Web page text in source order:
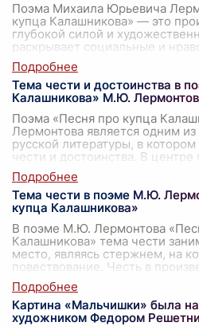
Поэма Михаила Юрьевича
купца Калашникова» — это
глубокой силой и
раскрывает социальные и
Тема чести и достоинства в
Калашникова» М.Ю.
Поэма «Песня про купца
Лермонтова является одним
русской литературы, в
чести и достоинства. В центре
Тема чести в поэме М.Ю.
купца Калашникова»
В поэме М.Ю. Лермонтова
Калашникова» тема чести
место, являясь стержнем, на
повествование. Честь в
Картина «Мальчишки» была
художником Федором